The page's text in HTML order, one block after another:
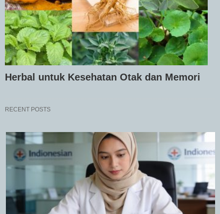
Herbal untuk Kesehatan Otak dan Memori
RECENT POSTS